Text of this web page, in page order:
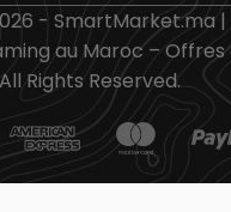
- SmartMarket.ma |
au Maroc – Offres
All Rights Reserved.